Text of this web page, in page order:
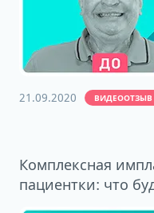
21.09.2020 ВИДЕООТЗЫВ
Комплексная
пациентки: что